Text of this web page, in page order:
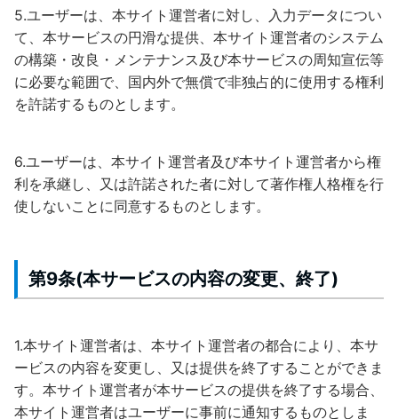
5.ユーザーは、本サイト運営者に対し、入力データについ
て、本サービスの円滑な提供、本サイト運営者のシステム
の構築・改良・メンテナンス及び本サービスの周知宣伝等
に必要な範囲で、国内外で無償で非独占的に使用する権利
を許諾するものとします。
6.ユーザーは、本サイト運営者及び本サイト運営者から権
利を承継し、又は許諾された者に対して著作権人格権を行
使しないことに同意するものとします。
第9条(本サービスの内容の変更、終了)
1.本サイト運営者は、本サイト運営者の都合により、本サ
ービスの内容を変更し、又は提供を終了することができま
す。本サイト運営者が本サービスの提供を終了する場合、
本サイト運営者はユーザーに事前に通知するものとしま